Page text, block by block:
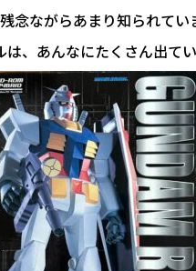
念ながらあまり知られてい
は、あんなにたくさん出てい